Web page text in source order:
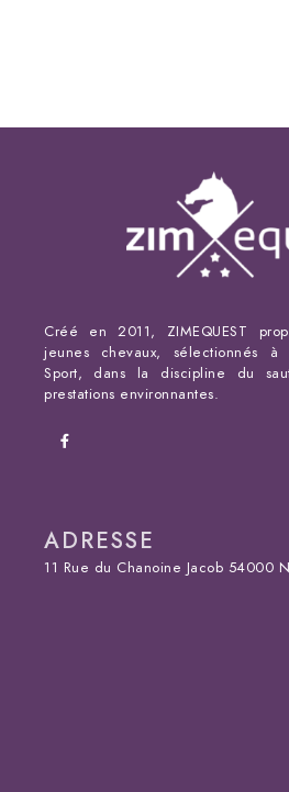
Créé en 2011, ZIMEQUEST
jeunes chevaux, sélectionnés
Sport, dans la discipline du
prestations environnantes.
ADRESSE
11 Rue du Chanoine Jacob 54000